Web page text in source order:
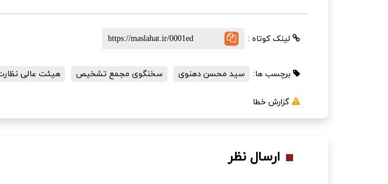
لینک کوتاه :
برچسب ها: سید محسن دهنوی سخنگوی مجمع تشخیص هیئت عالی
گزارش خطا
ارسال نظر